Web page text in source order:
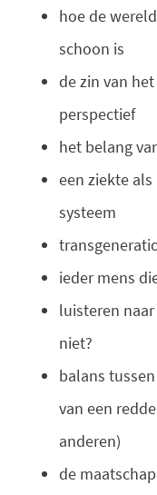
hoe de
schoon is
de zin van
perspectief
het belang
een ziekte
systeem
ieder mens
luisteren
niet?
balans
van een
anderen)
de